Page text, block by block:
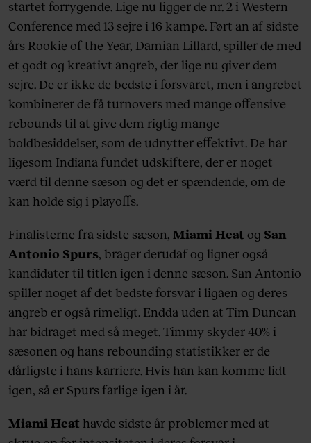
startet forrygende. Lige nu ligger de nr. 2 i Western
Conference med 13 sejre i 16 kampe. Ført an af sidste
års Rookie of the Year, Damian Lillard, spiller de med
et godt og kreativt angreb, der lige nu giver dem
sejre. De er ikke de bedste i forsvaret, men i angrebet
kombinerer de få turnovers med mange offensive
rebounds til at give dem rigtig mange
boldbesiddelser, som de udnytter effektivt. De har
ligesom Indiana fundet udskiftere, der er noget
værd til denne sæson og det er spændende, om de
kan holde sig i playoffs.
Finalisterne fra sidste sæson, Miami Heat og San
Antonio Spurs, brager derudaf og ligner også
kandidater til titlen igen i denne sæson. San Antonio
spiller noget af det bedste forsvar i ligaen og deres
angreb er også rimeligt. Endda uden at Tim Duncan
har bidraget med så meget. Timmy skyder 40% i
sæsonen og hans rebounding statistikker er de
dårligste i hans karriere. Hvis han kan komme lidt
igen, så er Spurs farlige igen i år.
Miami Heat havde sidste år problemer med at